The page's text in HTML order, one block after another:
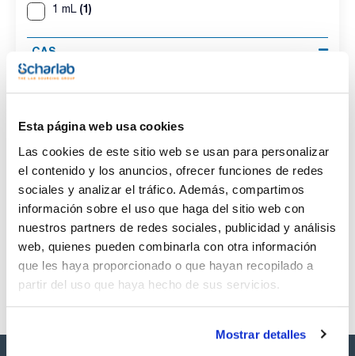
Esta página web usa cookies
Las cookies de este sitio web se usan para personalizar
el contenido y los anuncios, ofrecer funciones de redes
sociales y analizar el tráfico. Además, compartimos
información sobre el uso que haga del sitio web con
nuestros partners de redes sociales, publicidad y análisis
web, quienes pueden combinarla con otra información
que les haya proporcionado o que hayan recopilado a
partir del uso que haya hecho de sus servicios.
Mostrar detalles
1 mL (1)
CAS
[124-19-6]
1 mL [124-19-6]
Referencia
SB40701000
Envase
x1mL
Precio
Comprar
Disponibilidad
Ver stock